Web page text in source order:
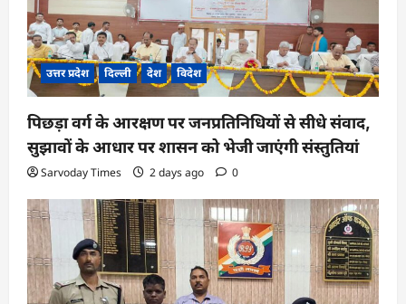
o
n
उत्तर प्रदेश दिल्ली देश विदेश
पिछड़ा वर्ग के आरक्षण पर जनप्रतिनिधियों से सीधे संवाद,
सुझावों के आधार पर शासन को भेजी जाएंगी संस्तुतियां
Sarvoday Times 2 days ago 0